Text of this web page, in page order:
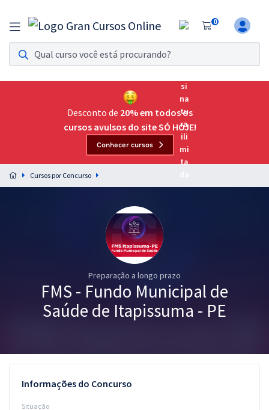
0
Assinatura Ilimitada 11
Acesso a todos os cursos. Teste grátis por 7 dias!
Assinatura OAB Até Passar
Acesso ilimitado a toda preparação para o Exame da
Preparação completa e intensiva para as principais
residências em saúde do Brasil
Graduação
Desconto de 20% em todos os
cursos avulsos do site SÓ HOJE!
Conhecer cursos
Cursos por Concurso
Preparação a longo prazo
FMS - Fundo Municipal de
Saúde de Itapissuma - PE
Informações do Concurso
Situação